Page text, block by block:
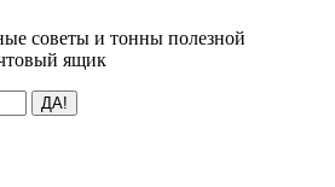
советы и тонны полезной
ящик
ДА!